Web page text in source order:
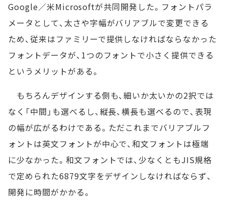
Google／米Microsoftが共同開発した。フォントパラ
メータとして、太さや字幅がバリアブルで変更できる
ため、従来はファミリーで提供しなければならなかった
フォントデータが、1つのフォントで小さく提供できる
というメリットがある。
もちろんデザインする側も、細いか太いかの2択では
なく「中間」も選べるし、縦長、横長も選べるので、表現
の幅が広がるわけである。ただこれまでバリアブルフ
ォントは英文フォントが中心で、和文フォントは極端
に少なかった。和文フォントでは、少なくともJIS規格
で定められた6879文字をデザインしなければならず、
開発に時間がかかる。